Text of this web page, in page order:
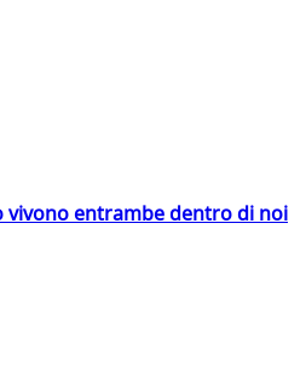
vivono entrambe dentro di noi